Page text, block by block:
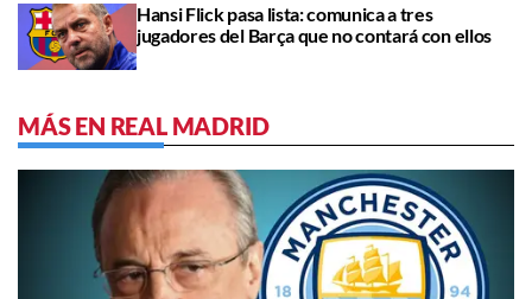
Hansi Flick pasa lista: comunica a tres
jugadores del Barça que no contará con ellos
MÁS EN REAL MADRID